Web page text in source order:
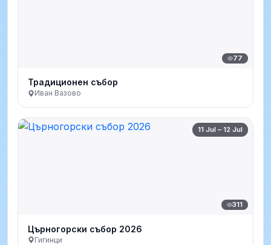
77
Традиционен събор
Иван Вазово
11 Jul – 12 Jul
311
Църногорски събор 2026
Гигинци